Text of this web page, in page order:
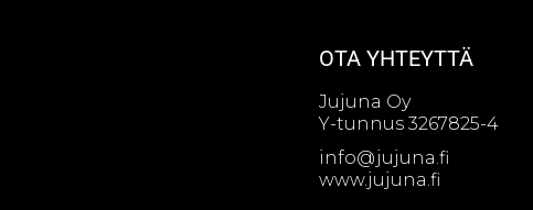
OTA YHTEYTTÄ
Jujuna Oy
Y-tunnus 3267825-4
info@jujuna.fi
www.jujuna.fi